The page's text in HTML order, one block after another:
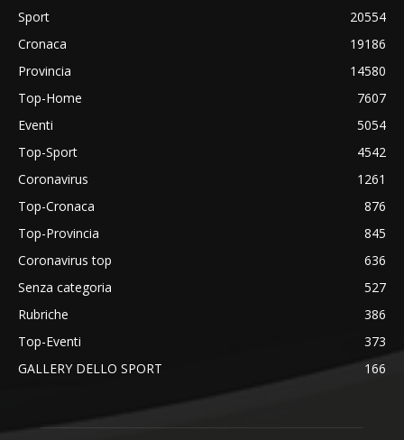
Sport
20554
Cronaca
19186
Provincia
14580
Top-Home
7607
Eventi
5054
Top-Sport
4542
Coronavirus
1261
Top-Cronaca
876
Top-Provincia
845
Coronavirus top
636
Senza categoria
527
Rubriche
386
Top-Eventi
373
GALLERY DELLO SPORT
166